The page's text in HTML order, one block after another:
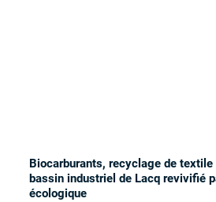
Biocarburants, recyclage de
bassin industriel de Lacq revivifié
écologique